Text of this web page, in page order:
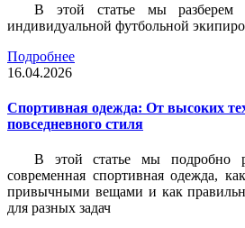
В этой статье мы разберем
индивидуальной футбольной
Подробнее
16.04.2026
Спортивная одежда: От высоких
повседневного стиля
В этой статье мы подробно
современная спортивная одежда,
привычными вещами и как
для разных задач